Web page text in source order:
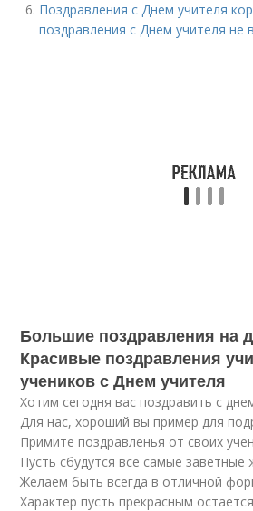
Поздравления с Днем учителя
поздравления с Днем учителя не
Большие поздравления на
Красивые поздравления
учеников с Днем учителя
Хотим сегодня вас поздравить с
Для нас, хороший вы пример для
Примите поздравленья от своих
Пусть сбудутся все самые заветные
Желаем быть всегда в отличной
Характер пусть прекрасным